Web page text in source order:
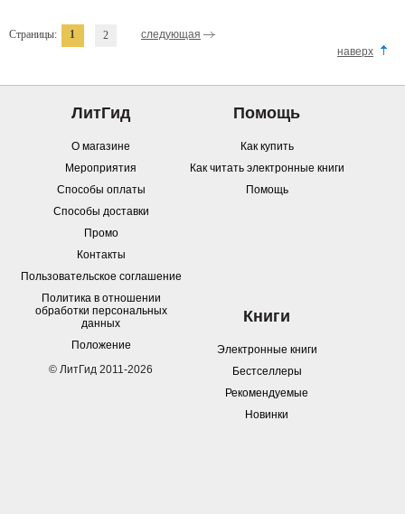
Страницы: 1 2
следующая
наверх
ЛитГид
О магазине
Мероприятия
Способы оплаты
Способы доставки
Промо
Контакты
Пользовательское соглашение
Политика в отношении
обработки персональных
данных
Положение
© ЛитГид 2011-2026
Помощь
Как купить
Как читать электронные книги
Помощь
Книги
Электронные книги
Бестселлеры
Рекомендуемые
Новинки